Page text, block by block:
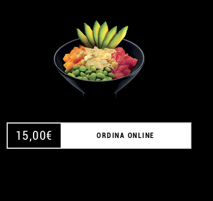
15,00€ ORDINA ONLINE